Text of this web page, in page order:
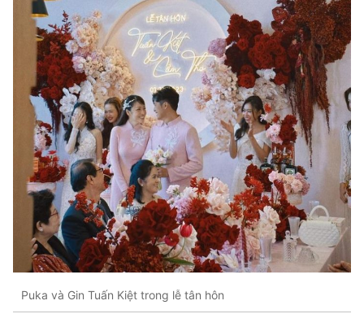
Puka và Gin Tuấn Kiệt trong lễ tân hôn